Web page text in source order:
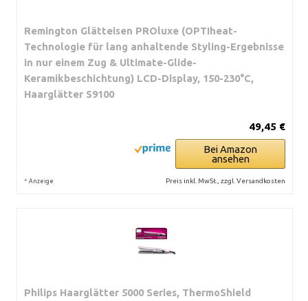
Remington Glätteisen PROluxe (OPTIheat-
Technologie für lang anhaltende Styling-Ergebnisse
in nur einem Zug & Ultimate-Glide-
Keramikbeschichtung) LCD-Display, 150-230°C,
Haarglätter S9100
49,45 €
Bei Amazon
ansehen
* Anzeige Preis inkl. MwSt., zzgl. Versandkosten
Philips Haarglätter 5000 Series, ThermoShield